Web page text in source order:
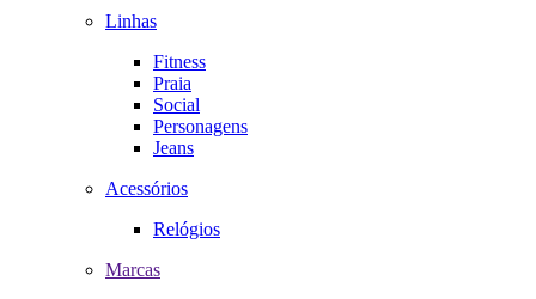
Linhas
Fitness
Praia
Social
Personagens
Jeans
Acessórios
Relógios
Marcas